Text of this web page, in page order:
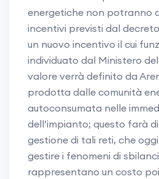
energetiche non potranno
incentivi previsti dal
un nuovo incentivo il cui
individuato dal Ministero
valore verrà definito da
prodotta dalle comunità
autoconsumata nelle
dell’impianto; questo farà
gestione di tali reti, che
gestire i fenomeni di
rappresentano un costo